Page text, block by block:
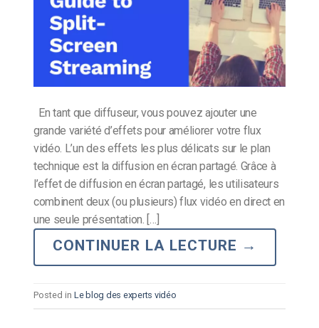
En tant que diffuseur, vous pouvez ajouter une
grande variété d’effets pour améliorer votre flux
vidéo. L’un des effets les plus délicats sur le plan
technique est la diffusion en écran partagé. Grâce à
l’effet de diffusion en écran partagé, les utilisateurs
combinent deux (ou plusieurs) flux vidéo en direct en
une seule présentation. […]
CONTINUER LA LECTURE →
Posted in Le blog des experts vidéo